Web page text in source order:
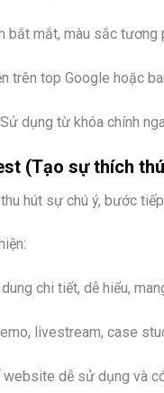
bắt mắt, màu sắc tương
trên top Google hoặc
dụng từ khóa chính
(Tạo sự thích
hút sự chú ý, bước
chi tiết, dễ hiểu,
livestream, case
website dễ sử dụng và